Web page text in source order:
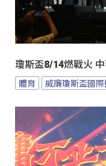
瓊斯盃8/14燃戰火
體育 威廉瓊斯盃國